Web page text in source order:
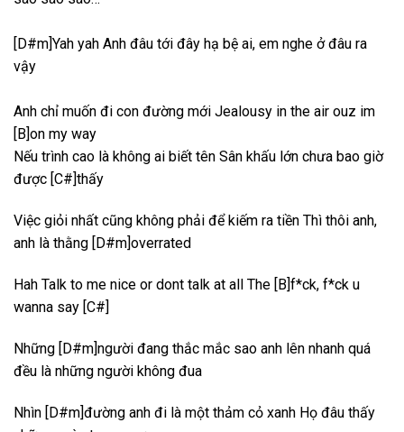
[D#m]Yah yah Anh đâu tới đây hạ bệ ai, em nghe ở đâu ra
vậy
Anh chỉ muốn đi con đường mới Jealousy in the air ouz im
[B]on my way
Nếu trình cao là không ai biết tên Sân khấu lớn chưa bao giờ
được [C#]thấy
Việc giỏi nhất cũng không phải để kiếm ra tiền Thì thôi anh,
anh là thằng [D#m]overrated
Hah Talk to me nice or dont talk at all The [B]f*ck, f*ck u
wanna say [C#]
Những [D#m]người đang thắc mắc sao anh lên nhanh quá
đều là những người không đua
Nhìn [D#m]đường anh đi là một thảm cỏ xanh Họ đâu thấy